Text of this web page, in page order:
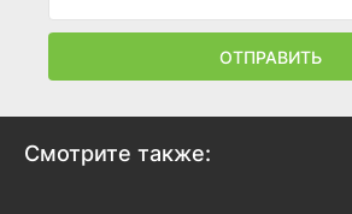
ОТПРАВИТЬ
Смотрите также: